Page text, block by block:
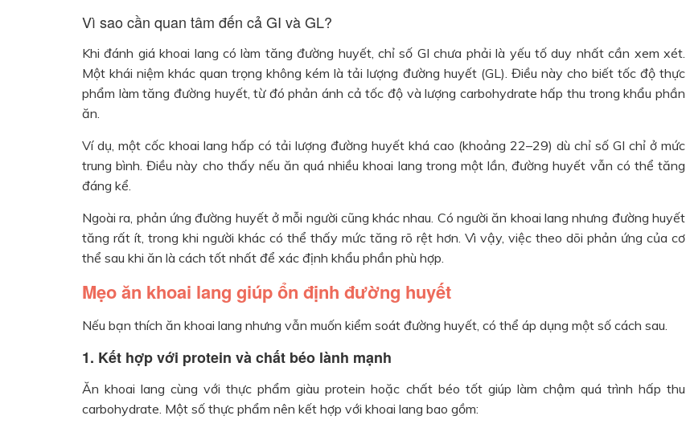
Vì sao cần quan tâm đến cả GI và GL?
Khi đánh giá khoai lang có làm tăng đường huyết, chỉ số GI chưa phải là yếu tố duy nhất cần xem xét.
Một khái niệm khác quan trọng không kém là tải lượng đường huyết (GL). Điều này cho biết tốc độ thực
phẩm làm tăng đường huyết, từ đó phản ánh cả tốc độ và lượng carbohydrate hấp thu trong khẩu phần
ăn.
Ví dụ, một cốc khoai lang hấp có tải lượng đường huyết khá cao (khoảng 22–29) dù chỉ số GI chỉ ở mức
trung bình. Điều này cho thấy nếu ăn quá nhiều khoai lang trong một lần, đường huyết vẫn có thể tăng
đáng kể.
Ngoài ra, phản ứng đường huyết ở mỗi người cũng khác nhau. Có người ăn khoai lang nhưng đường huyết
tăng rất ít, trong khi người khác có thể thấy mức tăng rõ rệt hơn. Vì vậy, việc theo dõi phản ứng của cơ
thể sau khi ăn là cách tốt nhất để xác định khẩu phần phù hợp.
Mẹo ăn khoai lang giúp ổn định đường huyết
Nếu bạn thích ăn khoai lang nhưng vẫn muốn kiểm soát đường huyết, có thể áp dụng một số cách sau.
1. Kết hợp với protein và chất béo lành mạnh
Ăn khoai lang cùng với thực phẩm giàu protein hoặc chất béo tốt giúp làm chậm quá trình hấp thu
carbohydrate. Một số thực phẩm nên kết hợp với khoai lang bao gồm: